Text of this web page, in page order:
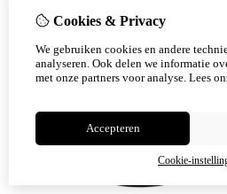
Cookies & Privacy
We gebruiken cookies en andere
analyseren. Ook delen we informatie
met onze partners voor analyse. Lees
Accepteren
Cookie-